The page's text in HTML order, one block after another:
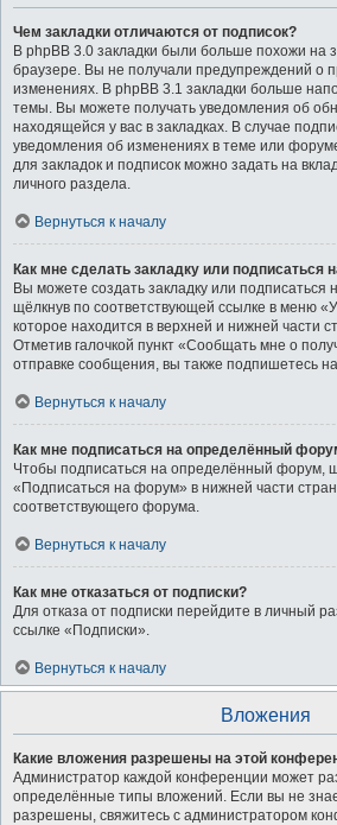
Чем закладки отличаются от подписок?
В phpBB 3.0 закладки были больше похожи на
браузере. Вы не получали предупреждений о
изменениях. В phpBB 3.1 закладки больше
темы. Вы можете получать уведомления об
находящейся у вас в закладках. В случае
уведомления об изменениях в теме или
для закладок и подписок можно задать на
личного раздела.
Вернуться к началу
Как мне сделать закладку или подписаться
Вы можете создать закладку или подписаться
щёлкнув по соответствующей ссылке в меню
которое находится в верхней и нижней части
Отметив галочкой пункт «Сообщать мне о
отправке сообщения, вы также подпишетесь
Вернуться к началу
Как мне подписаться на определённый
Чтобы подписаться на определённый форум,
«Подписаться на форум» в нижней части
соответствующего форума.
Вернуться к началу
Как мне отказаться от подписки?
Для отказа от подписки перейдите в личный
ссылке «Подписки».
Вернуться к началу
Вложения
Какие вложения разрешены на этой
Администратор каждой конференции может
определённые типы вложений. Если вы не
разрешены, свяжитесь с администратором